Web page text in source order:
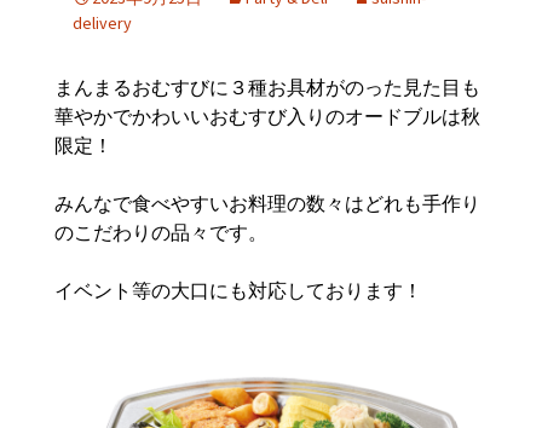
delivery
まんまるおむすびに３種お具材がのった見た目も
華やかでかわいいおむすび入りのオードブルは秋
限定！
みんなで食べやすいお料理の数々はどれも手作り
のこだわりの品々です。
イベント等の大口にも対応しております！